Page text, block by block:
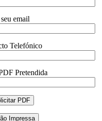
email
Telefónico
Pretendida
Impressa